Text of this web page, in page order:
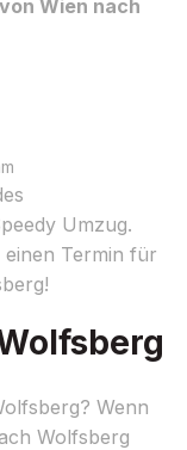
Wien nach
Umzug.
Termin für
Wenn
Wolfsberg